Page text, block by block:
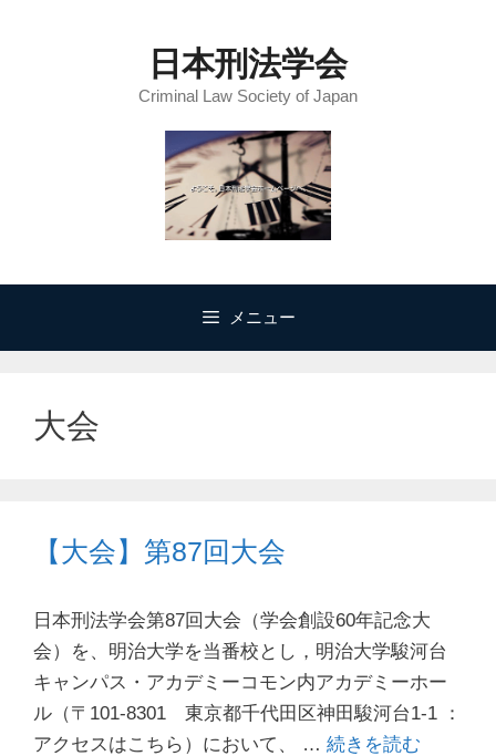
日本刑法学会
Criminal Law Society of Japan
メニュー
大会
【大会】第87回大会
日本刑法学会第87回大会（学会創設60年記念大
会）を、明治大学を当番校とし，明治大学駿河台
キャンパス・アカデミーコモン内アカデミーホー
ル（〒101-8301 東京都千代田区神田駿河台1-1 ：
アクセスはこちら）において、 … 続きを読む